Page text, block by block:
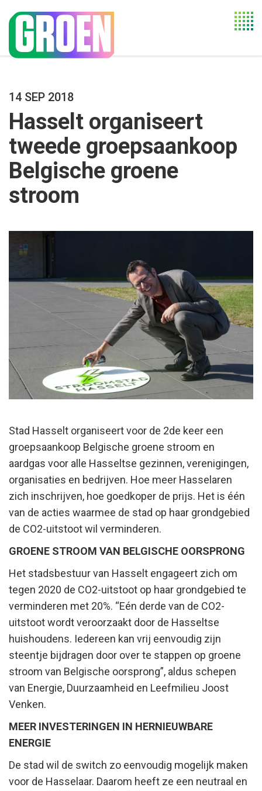
14 SEP 2018
Hasselt organiseert
tweede groepsaankoop
Belgische groene
stroom
Stad Hasselt organiseert voor de 2de keer een
groepsaankoop Belgische groene stroom en
aardgas voor alle Hasseltse gezinnen, verenigingen,
organisaties en bedrijven. Hoe meer Hasselaren
zich inschrijven, hoe goedkoper de prijs. Het is één
van de acties waarmee de stad op haar grondgebied
de CO2-uitstoot wil verminderen.
GROENE STROOM VAN BELGISCHE OORSPRONG
Het stadsbestuur van Hasselt engageert zich om
tegen 2020 de CO2-uitstoot op haar grondgebied te
verminderen met 20%. “Eén derde van de CO2-
uitstoot wordt veroorzaakt door de Hasseltse
huishoudens. Iedereen kan vrij eenvoudig zijn
steentje bijdragen door over te stappen op groene
stroom van Belgische oorsprong”, aldus schepen
van Energie, Duurzaamheid en Leefmilieu Joost
Venken.
MEER INVESTERINGEN IN HERNIEUWBARE
ENERGIE
De stad wil de switch zo eenvoudig mogelijk maken
voor de Hasselaar. Daarom heeft ze een neutraal en